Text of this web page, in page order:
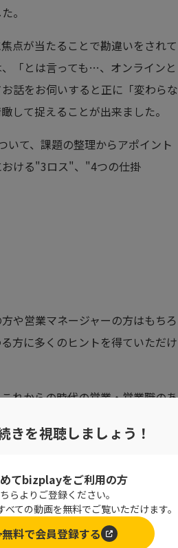
。
点が当たることで勘違いをされて
「とは言っても…、オンラインと
話をお伺いすると正に「変わらな
して捉えることが出来ました。
いて、課題の整理からアポイント
ける"3ロス"、"4つの仕掛
や営業マネージャーの方はもちろ
方に多くのヒントを得ていただけ
れからの時代の営業・営業職のあ
以下のようなお話をいただきま
きを視聴しましょう！
てbizplayをご利用の方
らよりご登録ください。
べての動画を無料でご覧いただけます。
無料で会員登録する